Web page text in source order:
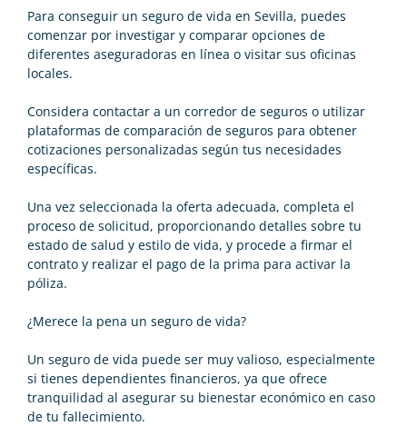
Para conseguir un seguro de vida en Sevilla, puedes
comenzar por investigar y comparar opciones de
diferentes aseguradoras en línea o visitar sus oficinas
locales.
Considera contactar a un corredor de seguros o utilizar
plataformas de comparación de seguros para obtener
cotizaciones personalizadas según tus necesidades
específicas.
Una vez seleccionada la oferta adecuada, completa el
proceso de solicitud, proporcionando detalles sobre tu
estado de salud y estilo de vida, y procede a firmar el
contrato y realizar el pago de la prima para activar la
póliza.
¿Merece la pena un seguro de vida?
Un seguro de vida puede ser muy valioso, especialmente
si tienes dependientes financieros, ya que ofrece
tranquilidad al asegurar su bienestar económico en caso
de tu fallecimiento.